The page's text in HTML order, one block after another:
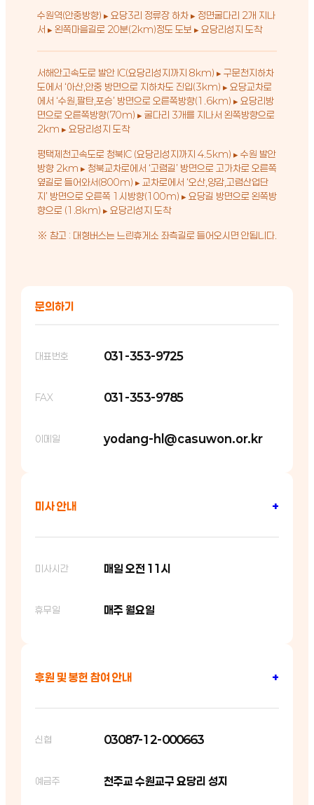
수원역(안중방향) ▸ 요당3리 정류장 하차 ▸ 정면굴다리 2개 지나
서 ▸ 왼쪽마을길로 20분(2km)정도 도보 ▸ 요당리성지 도착
서해안고속도로 발안 IC(요당리성지까지 8km) ▸ 구문천지하차
도에서 ‘아산,안중 방면으로 지하차도 진입(3km) ▸ 요당교차로
에서 ‘수원,팔탄,포승’ 방면으로 오른쪽방향(1.6km) ▸ 요당리방
면으로 오른쪽방향(70m) ▸ 굴다리 3개를 지나서 왼쪽방향으로
2km ▸ 요당리성지 도착
평택제천고속도로 청북IC (요당리성지까지 4.5km) ▸ 수원 발안
방향 2km ▸ 청북교차로에서 ‘고렴길’ 방면으로 고가차로 오른쪽
옆길로 들어와서(800m) ▸ 교차로에서 ‘오산,양감,고렴산업단
지’ 방면으로 오른쪽 1시방향(100m) ▸ 요당길 방면으로 왼쪽방
향으로 (1.8km) ▸ 요당리성지 도착
※ 참고 : 대형버스는 느린휴게소 좌측길로 들어오시면 안됩니다.
문의하기
대표번호 031-353-9725
FAX 031-353-9785
이메일 yodang-hl@casuwon.or.kr
미사 안내 +
미사시간 매일 오전 11시
휴무일 매주 월요일
후원 및 봉헌 참여 안내 +
신협 03087-12-000663
예금주 천주교 수원교구 요당리 성지